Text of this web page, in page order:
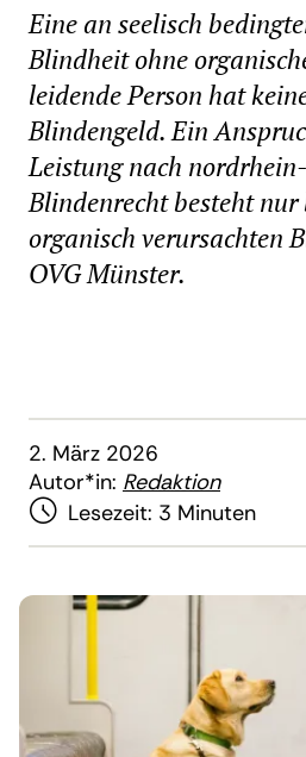
Eine an seelisch
Blindheit ohne
leidende Person hat
Blindengeld. Ein
Leistung nach
Blindenrecht besteht nur
organisch verursachten
OVG Münster.
2. März 2026
Autor*in: Redaktion
Lesezeit: 3 Minuten